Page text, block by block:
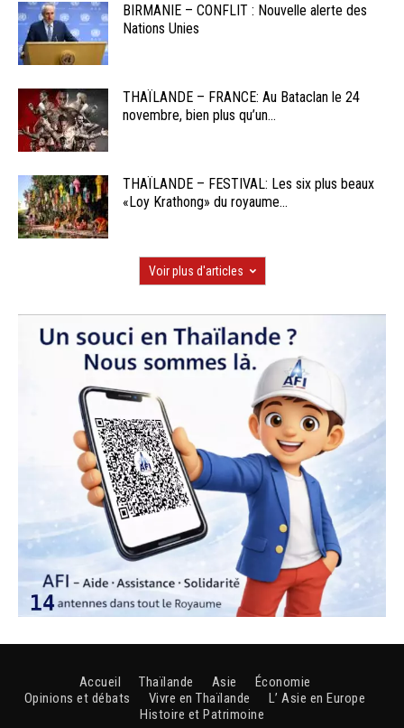
BIRMANIE – CONFLIT : Nouvelle alerte des
Nations Unies
THAÏLANDE – FRANCE: Au Bataclan le 24
novembre, bien plus qu’un...
THAÏLANDE – FESTIVAL: Les six plus beaux
«Loy Krathong» du royaume...
Voir plus d'articles
Accueil Thaïlande Asie
Économie
Opinions et débats
Vivre en Thaïlande
L’ Asie en Europe
Histoire et Patrimoine